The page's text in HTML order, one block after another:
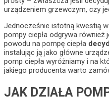
urządzeniem grzewczym, czy
Jednocześnie istotną kwestią
pompy ciepła odgrywa
powodu na pompę ciepła
instalując ją jako główne
pomp ciepła wyróżniamy i na
jakiego producenta warto
JAK DZIAŁA